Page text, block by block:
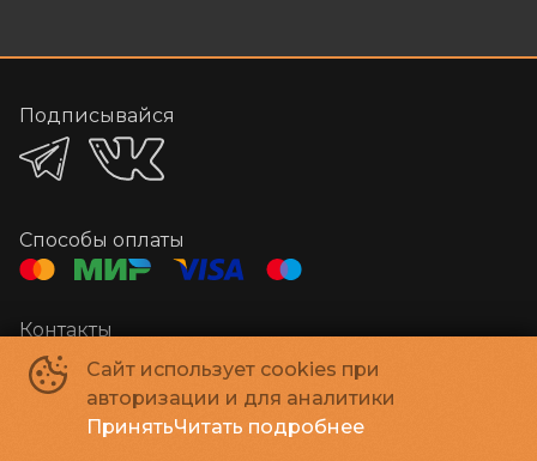
Сайт использует cookies при
авторизации и для аналитики
ПринятьЧитать подробнее
Подписывайся
Способы оплаты
Контакты
Администратор +7 384-29-03000
E-mail
megakino42@mail.ru